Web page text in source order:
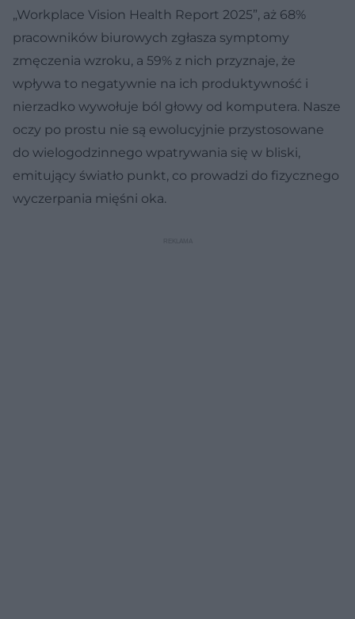
„Workplace Vision Health Report 2025”, aż 68%
pracowników biurowych zgłasza symptomy
zmęczenia wzroku, a 59% z nich przyznaje, że
wpływa to negatywnie na ich produktywność i
nierzadko wywołuje ból głowy od komputera. Nasze
oczy po prostu nie są ewolucyjnie przystosowane
do wielogodzinnego wpatrywania się w bliski,
emitujący światło punkt, co prowadzi do fizycznego
wyczerpania mięśni oka.